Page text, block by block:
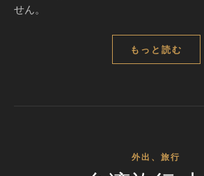
せん。
もっと読む
外出、旅行